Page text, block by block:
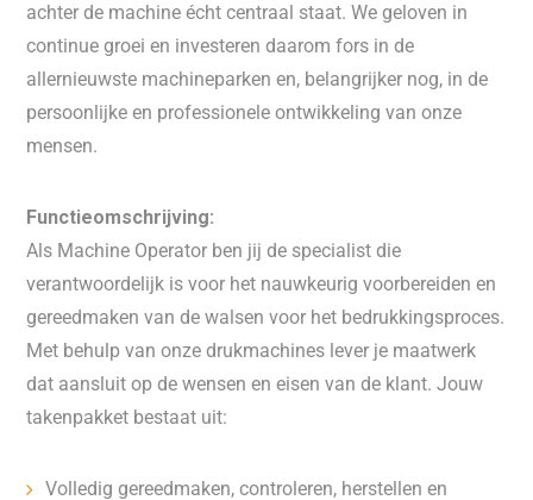
achter de machine écht centraal staat. We geloven in
continue groei en investeren daarom fors in de
allernieuwste machineparken en, belangrijker nog, in de
persoonlijke en professionele ontwikkeling van onze
mensen.
Functieomschrijving:
Als Machine Operator ben jij de specialist die
verantwoordelijk is voor het nauwkeurig voorbereiden en
gereedmaken van de walsen voor het bedrukkingsproces.
Met behulp van onze drukmachines lever je maatwerk
dat aansluit op de wensen en eisen van de klant. Jouw
takenpakket bestaat uit:
Volledig gereedmaken, controleren, herstellen en